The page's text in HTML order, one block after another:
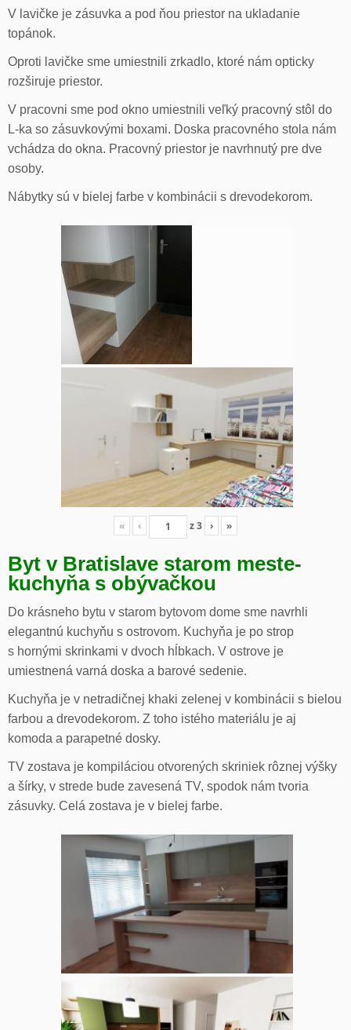
V lavičke je zásuvka a pod ňou priestor na ukladanie
topánok.
Oproti lavičke sme umiestnili zrkadlo, ktoré nám opticky
rozširuje priestor.
V pracovni sme pod okno umiestnili veľký pracovný stôl do
L-ka so zásuvkovými boxami. Doska pracovného stola nám
vchádza do okna. Pracovný priestor je navrhnutý pre dve
osoby.
Nábytky sú v bielej farbe v kombinácii s drevodekorom.
« ‹ z3 › »
Byt v Bratislave starom meste-
kuchyňa s obývačkou
Do krásneho bytu v starom bytovom dome sme navrhli
elegantnú kuchyňu s ostrovom. Kuchyňa je po strop
s hornými skrinkami v dvoch hĺbkach. V ostrove je
umiestnená varná doska a barové sedenie.
Kuchyňa je v netradičnej khaki zelenej v kombinácii s bielou
farbou a drevodekorom. Z toho istého materiálu je aj
komoda a parapetné dosky.
TV zostava je kompiláciou otvorených skriniek rôznej výšky
a šírky, v strede bude zavesená TV, spodok nám tvoria
zásuvky. Celá zostava je v bielej farbe.